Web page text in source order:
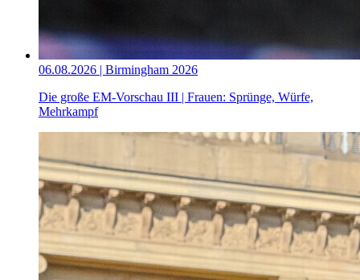
06.08.2026 | Birmingham 2026
Die große EM-Vorschau III | Frauen: Sprünge, Würfe,
Mehrkampf